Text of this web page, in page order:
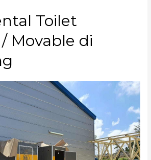
Toilet
Movable di